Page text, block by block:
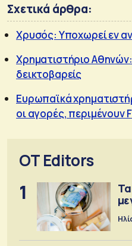
Σχετικά άρθρα:
Χρυσός: Υποχωρεί εν
Χρηματιστήριο Αθηνών:
δεικτοβαρείς
Ευρωπαϊκά
οι αγορές, περιμένουν
OT Editors
1